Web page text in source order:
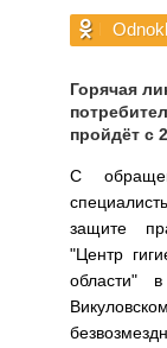
Горячая
пройдёт с
С
защите
"Центр
области"